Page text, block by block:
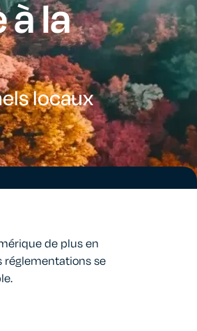
la
locaux
de plus en
réglementations se